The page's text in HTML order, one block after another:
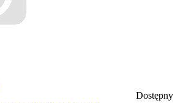
Dostępny